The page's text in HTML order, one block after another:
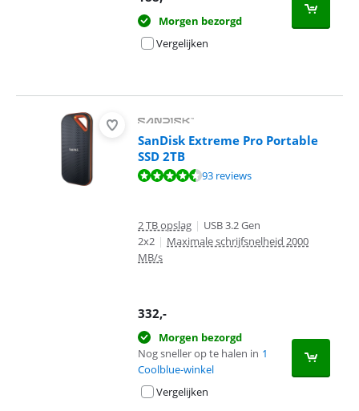
Morgen bezorgd
Vergelijken
SanDisk Extreme Pro Portable
SSD 2TB
Beoordeling is 8,8 van de 10, gebaseerd op 93 reviews.
93 reviews
2 TB opslag | USB 3.2 Gen
2x2 | Maximale schrijfsnelheid 2000
MB/s
332,-
Morgen bezorgd
Nog sneller op te halen in 1
Coolblue-winkel
Vergelijken